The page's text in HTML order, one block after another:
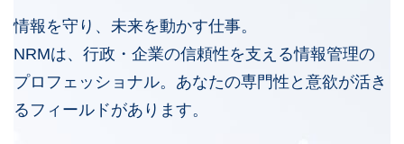
情報を守り、未来を動かす仕事。
NRMは、行政・企業の信頼性を支える情報管理の
プロフェッショナル。あなたの専門性と意欲が活き
るフィールドがあります。